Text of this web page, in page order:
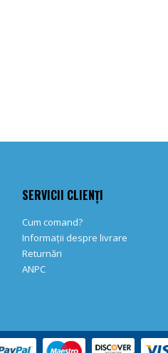
SERVICII CLIENȚI
Cum comand?
Informații despre livrare
Returnări
ANPC